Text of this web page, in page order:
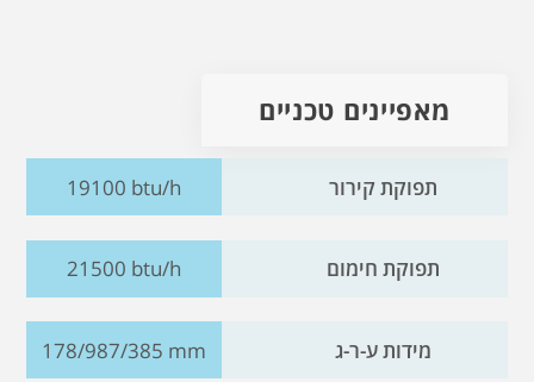
מאפיינים טכניים
תפוקת קירור 19100 btu/h
תפוקת חימום 21500 btu/h
מידות ע-ר-ג 178/987/385 mm